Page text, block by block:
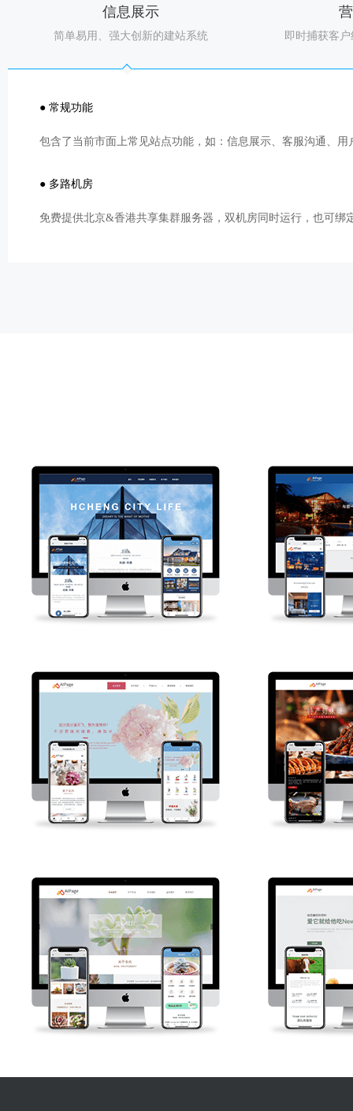
信息展示
简单易用、强大创新的建站系统
● 常规功能
包含了当前市面上常见站点功能，如：信息展示、客服沟通、用
● 多路机房
免费提供北京&香港共享集群服务器，双机房同时运行，也可绑
即时捕获客